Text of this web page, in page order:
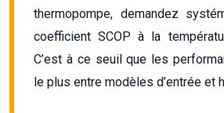
thermopompe, demandez
coefficient SCOP à la
C’est à ce seuil que les
le plus entre modèles d’entrée et